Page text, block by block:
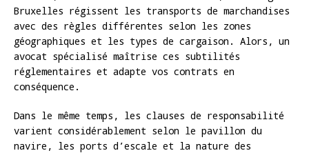
Bruxelles régissent les transports de marchandises
avec des règles différentes selon les zones
géographiques et les types de cargaison. Alors, un
avocat spécialisé maîtrise ces subtilités
réglementaires et adapte vos contrats en
conséquence.
Dans le même temps, les clauses de responsabilité
varient considérablement selon le pavillon du
navire, les ports d’escale et la nature des